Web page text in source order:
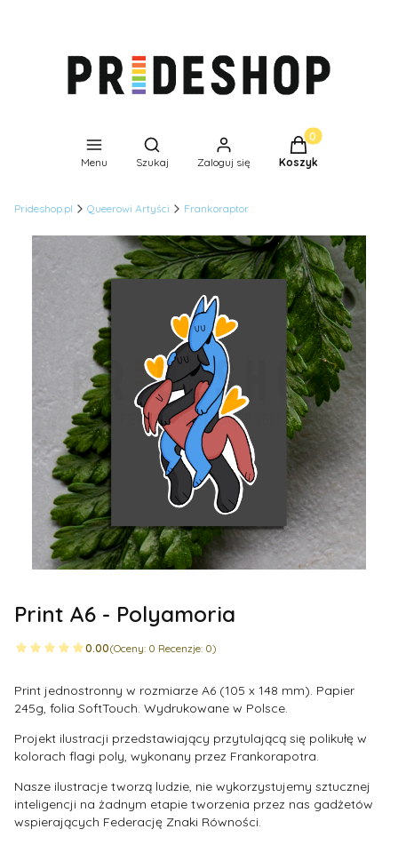
Menu
Otwórz wyszukiwarkę
Szukaj Zaloguj się
Produkty w
Koszyk
Prideshop.pl Queerowi Artyści Frankoraptor
Print A6 - Polyamoria
0.00(Oceny: 0 Recenzje: 0)
Print jednostronny w rozmiarze A6 (105 x 148 mm). Papier
245g, folia SoftTouch. Wydrukowane w Polsce.
Projekt ilustracji przedstawiający przytulającą się polikułę w
kolorach flagi poly, wykonany przez Frankorapotra.
Nasze ilustracje tworzą ludzie, nie wykorzystujemy sztucznej
inteligencji na żadnym etapie tworzenia przez nas gadżetów
wspierających Federację Znaki Równości.